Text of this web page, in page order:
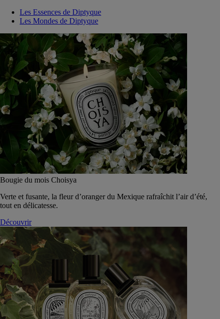
Les Essences de Diptyque
Les Mondes de Diptyque
Bougie du mois Choisya
Verte et fusante, la fleur d’oranger du Mexique rafraîchit l’air d’été,
tout en délicatesse.
Découvrir